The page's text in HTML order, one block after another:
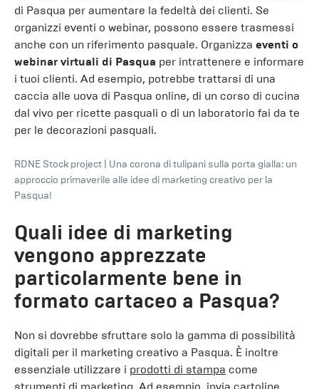
di Pasqua per aumentare la fedeltà dei clienti. Se
organizzi eventi o webinar, possono essere trasmessi
anche con un riferimento pasquale. Organizza eventi o
webinar virtuali di Pasqua per intrattenere e informare
i tuoi clienti. Ad esempio, potrebbe trattarsi di una
caccia alle uova di Pasqua online, di un corso di cucina
dal vivo per ricette pasquali o di un laboratorio fai da te
per le decorazioni pasquali.
RDNE Stock project
Una corona di tulipani sulla porta gialla: un
approccio primaverile alle idee di marketing creativo per la
Pasqua!
Quali idee di marketing
vengono apprezzate
particolarmente bene in
formato cartaceo a Pasqua?
Non si dovrebbe sfruttare solo la gamma di possibilità
digitali per il marketing creativo a Pasqua. È inoltre
essenziale utilizzare i prodotti di stampa come